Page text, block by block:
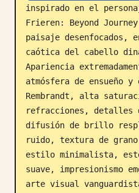
Actualizaciones
inspirado en el
Frieren: Beyond
paisaje desenfocados,
caótica del cabello
Apariencia
atmósfera de ensueño
Rembrandt, alta
refracciones, detalles
difusión de brillo
ruido, textura de
estilo minimalista,
suave, impresionismo
arte visual